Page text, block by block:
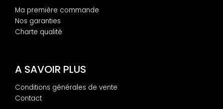
Ma première commande
Nos garanties
Charte qualité
A SAVOIR PLUS
Conditions générales de vente
Contact